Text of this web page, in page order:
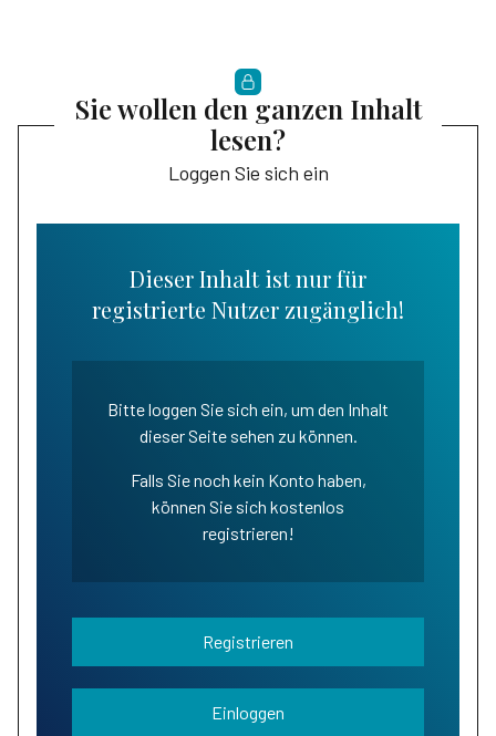
Sie wollen den ganzen Inhalt
lesen?
Loggen Sie sich ein
Dieser Inhalt ist nur für
registrierte Nutzer zugänglich!
Bitte loggen Sie sich ein, um den Inhalt
dieser Seite sehen zu können.
Falls Sie noch kein Konto haben,
können Sie sich kostenlos
registrieren!
Registrieren
Einloggen